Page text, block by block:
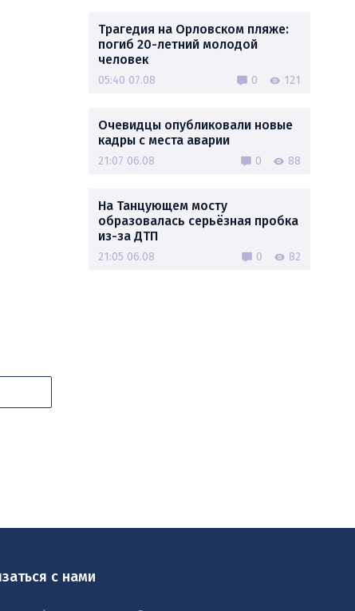
Трагедия на Орловском пляже:
погиб 20-летний молодой
человек
05:40 07.08 0 121
Очевидцы опубликовали новые
кадры с места аварии
21:07 06.08 0 88
На Танцующем мосту
образовалась серьёзная пробка
из-за ДТП
21:05 06.08 0 82
с нами